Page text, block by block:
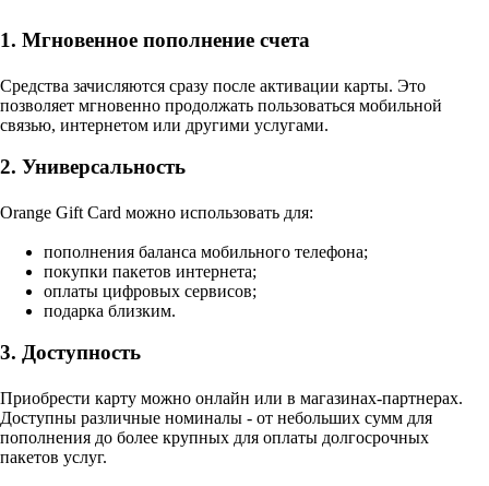
1. Мгновенное пополнение счета
Средства зачисляются сразу после активации карты. Это
позволяет мгновенно продолжать пользоваться мобильной
связью, интернетом или другими услугами.
2. Универсальность
Orange Gift Card можно использовать для:
пополнения баланса мобильного телефона;
покупки пакетов интернета;
оплаты цифровых сервисов;
подарка близким.
3. Доступность
Приобрести карту можно онлайн или в магазинах-партнерах.
Доступны различные номиналы - от небольших сумм для
пополнения до более крупных для оплаты долгосрочных
пакетов услуг.